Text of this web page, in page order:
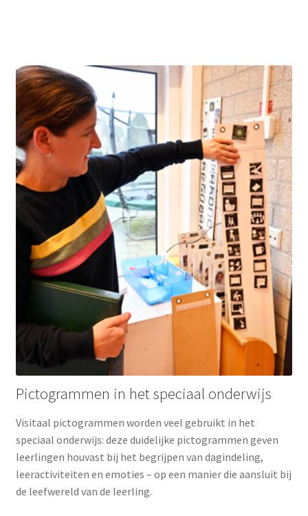
Pictogrammen in het speciaal onderwijs
Visitaal pictogrammen worden veel gebruikt in het
speciaal onderwijs: deze duidelijke pictogrammen geven
leerlingen houvast bij het begrijpen van dagindeling,
leeractiviteiten en emoties – op een manier die aansluit bij
de leefwereld van de leerling.